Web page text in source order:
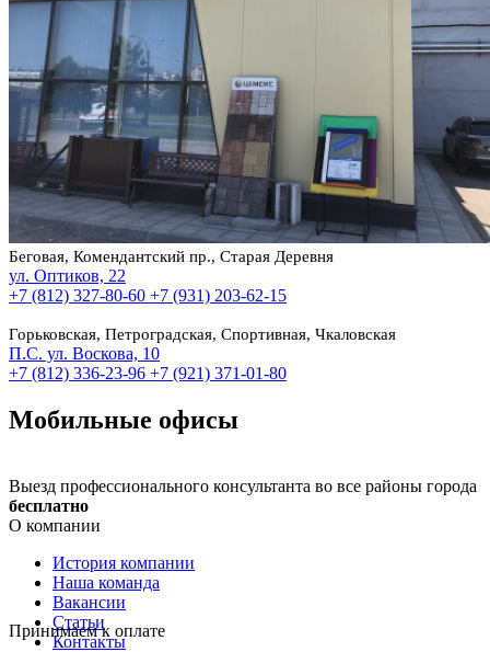
Беговая, Комендантский пр., Старая Деревня
ул. Оптиков, 22
+7 (812) 327-80-60 +7 (931) 203-62-15
Горьковская, Петроградская, Спортивная, Чкаловская
П.С. ул. Воскова, 10
+7 (812) 336-23-96 +7 (921) 371-01-80
Мобильные офисы
Выезд профессионального консультанта во все районы города
бесплатно
О компании
История компании
Наша команда
Вакансии
Статьи
Контакты
Принимаем к оплате